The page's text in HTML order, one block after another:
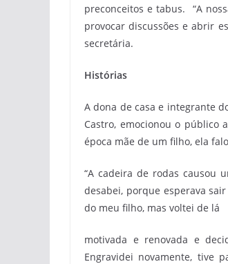
preconceitos e tabus. “A
provocar discussões e abrir
secretária.
Histórias
A dona de casa e integrante
Castro, emocionou o público
época mãe de um filho, ela
“A cadeira de rodas causou
desabei, porque esperava
do meu filho, mas voltei de lá
motivada e renovada e
Engravidei novamente, tive